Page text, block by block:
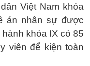
Việt Nam khóa
án nhân sự được
khóa IX có 85
viên để kiện toàn